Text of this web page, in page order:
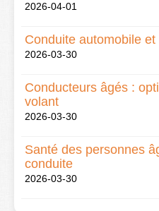
2026-04-01
Conduite automobile
2026-03-30
Conducteurs âgés :
volant
2026-03-30
Santé des personnes
conduite
2026-03-30